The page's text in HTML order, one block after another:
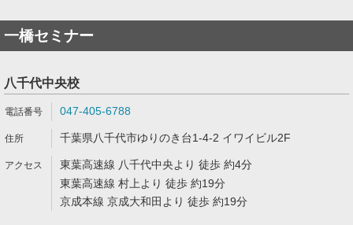
一橋セミナー
八千代中央校
047-405-6788
千葉県八千代市ゆりのき台1-4-2 イワイビル2F
東葉高速線 八千代中央より 徒歩 約4分
東葉高速線 村上より 徒歩 約19分
京成本線 京成大和田より 徒歩 約19分